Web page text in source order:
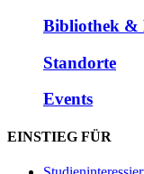
Bibliothek &
Standorte
Events
EINSTIEG FÜR